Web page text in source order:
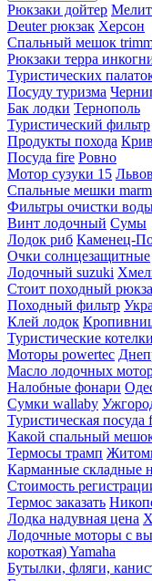
Рюкзаки дойтер
Deuter рюкзак Херсон
Спальный мешок
Рюкзаки терра
Туристических
Посуду туризма
Бак лодки Тернополь
Туристический фильтр
Продукты похода
Посуда fire Ровно
Мотор сузуки 15 Львов
Спальные мешки
Фильтры очистки
Винт лодочный Сумы
Лодок риб Каменец-
Очки солнцезащитные
Лодочный suzuki
Стоит походный
Походный фильтр
Клей лодок
Туристические котелки
Моторы powertec
Масло лодочных
Налобные фонари
Сумки wallaby
Туристическая посуда
Какой спальный
Термосы трамп
Карманные складные
Стоимость
Термос заказать
Лодка надувная цена
Лодочные моторы с
короткая) Yamaha
Бутылки, фляги,